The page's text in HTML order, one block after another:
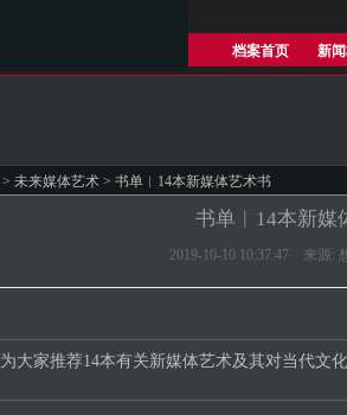
档案首页 新
> 未来媒体艺术 > 书单︱14本新媒体艺术书
书单︱14本新媒
2019-10-10 10:37:47 来源:
为大家推荐14本有关新媒体艺术及其对当代文化